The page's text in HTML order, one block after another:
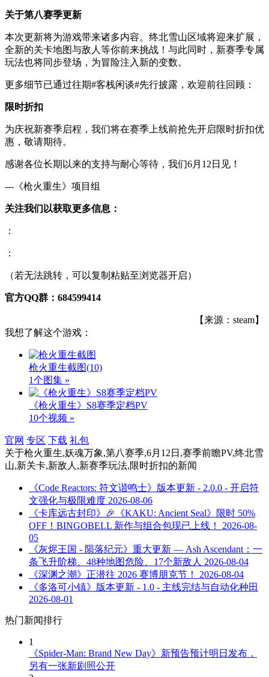
关于第八赛季更新
本次更新将为游戏带来诸多内容。终北雪山区域将迎来扩展，
全新的关卡地图与敌人等你前来挑战！与此同时，新赛季专属
玩法也将同步登场，为冒险注入新的变数。
更多细节已通过往期#客栈闲谈#先行披露，欢迎前往回顾：
限时折扣
为庆祝新赛季启程，我们将在赛季上线前抢先开启限时折扣优
惠，敬请期待。
感谢各位长期以来的支持与耐心等待，我们6月12日见！
---《枪火重生》项目组
关注我们以获取更多信息：
：
：
（若无法跳转，可以复制粘贴至浏览器开启）
官方QQ群：684599414
【来源：steam】
我想了解这个游戏：
枪火重生截图(10)
1个图集 »
《枪火重生》S8赛季定档PV
10个视频 »
官网 专区 下载 礼包
关于枪火重生,妖魂万象,第八赛季,6月12日,赛季前瞻PV,终北雪
山,新关卡,新敌人,新赛季玩法,限时折扣的新闻
《Code Reactors: 符文谐鸣士》版本更新 - 2.0.0 - 开启符
文强化与极限难度 2026-08-06
《卡库远古封印》🎉《KAKU: Ancient Seal》限时 50%
OFF！BINGOBELL 新作与组合包现已上线！
2026-08-
05
《灰烬王国 - 陨落纪元》重大更新 — Ash Ascendant：一
条飞升阶梯、48种地图危险、17个新敌人 2026-08-04
《深渊之潮》正潜往 2026 赛博朋克节！
2026-08-04
《多洛可小镇》版本更新 - 1.0 - 主线完结与自动化种田
2026-08-01
热门新闻排行
1
《Spider-Man: Brand New Day》新预告预计明日发布，
另有一张新剧照公开